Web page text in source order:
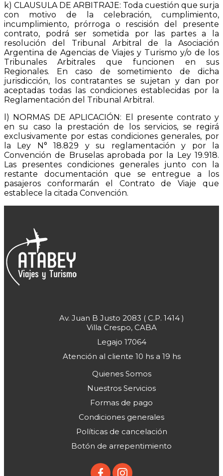
k) CLAUSULA DE ARBITRAJE: Toda cuestión que surja
con motivo de la celebración, cumplimiento,
incumplimiento, prórroga o rescisión del presente
contrato, podrá ser sometida por las partes a la
resolución del Tribunal Arbitral de la Asociación
Argentina de Agencias de Viajes y Turismo y/o de los
Tribunales Arbitrales que funcionen en sus
Regionales. En caso de sometimiento de dicha
jurisdicción, los contratantes se sujetan y dan por
aceptadas todas las condiciones establecidas por la
Reglamentación del Tribunal Arbitral.
l) NORMAS DE APLICACIÓN: El presente contrato y
en su caso la prestación de los servicios, se regirá
exclusivamente por estas condiciones generales, por
la Ley N° 18.829 y su reglamentación y por la
Convención de Bruselas aprobada por la Ley 19.918.
Las presentes condiciones generales junto con la
restante documentación que se entregue a los
pasajeros conformarán el Contrato de Viaje que
establece la citada Convención.
Av. Juan B Justo 2083 ( C.P. 1414 )
Villa Crespo, CABA
Legajo 17064
Atención al cliente 10 hs a 19 hs
Quienes Somos
Nuestros Servicios
Formas de pago
Condiciones generales
Políticas de cancelación
Botón de arrepentimiento